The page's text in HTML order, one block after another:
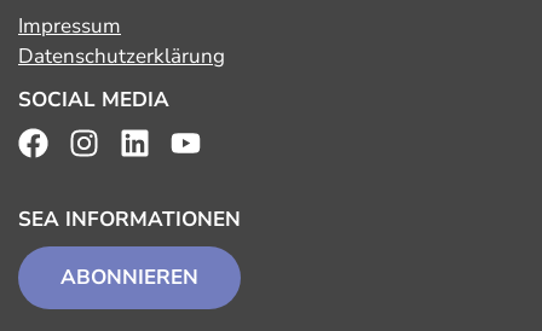
Impressum
Datenschutzerklärung
SOCIAL MEDIA
SEA INFORMATIONEN
ABONNIEREN